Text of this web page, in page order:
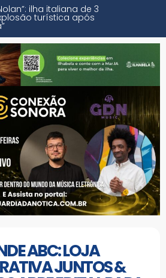
ilha italiana de 3
turística após
ABC: LOJA
JUNTOS &